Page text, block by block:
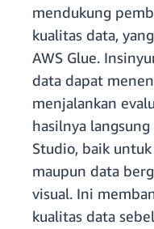
mendukung
kualitas data,
AWS Glue.
data dapat
menjalankan
hasilnya
Studio, baik
maupun data
visual. Ini
kualitas data